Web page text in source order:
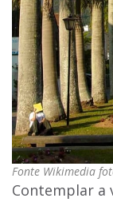
Fonte Wikimedia
Contemplar a